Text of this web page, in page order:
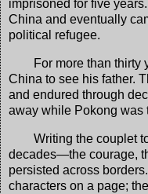
imprisoned for five
China and eventually
political refugee.
For more than thirty
China to see his father.
and endured through
away while Pokong was
Writing the couplet
decades—the courage,
persisted across
characters on a page;